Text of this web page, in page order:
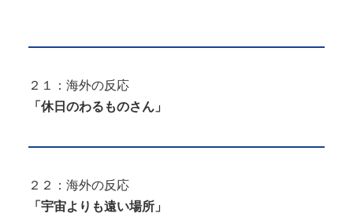
２１：海外の反応
「休日のわるものさん」
２２：海外の反応
「宇宙よりも遠い場所」